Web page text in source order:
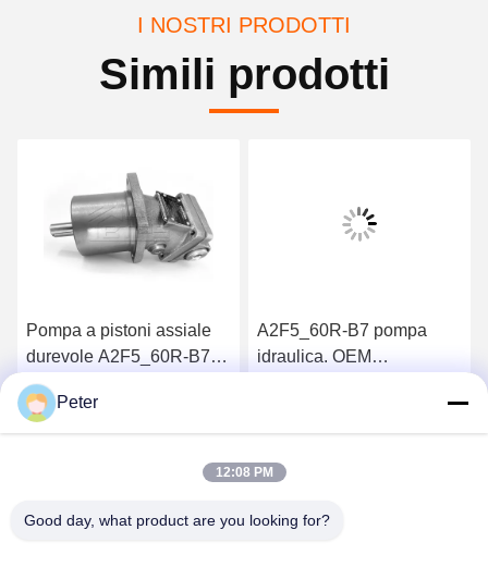
I NOSTRI PRODOTTI
Simili prodotti
Pompa a pistoni assiale
durevole A2F5_60R-B7
per macchine da
costruzione A2F5 A2F12
A2F23 A2F55 A2F80
A2F107 A2F160 A2F225
Ottenga il migliore prezzo
A2F5_60R-B7 pompa
idraulica. OEM
A2F23 A2F55 A2F80
A2F107 A2F160 A2F225
Peter
12:08 PM
Good day, what product are you looking for?